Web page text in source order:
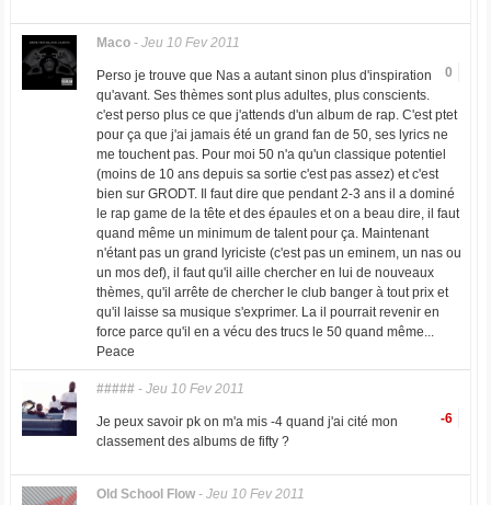
Maco- Jeu 10 Fev 2011
0
Perso je trouve que Nas a autant sinon plus d'inspiration
qu'avant. Ses thèmes sont plus adultes, plus conscients.
c'est perso plus ce que j'attends d'un album de rap. C'est ptet
pour ça que j'ai jamais été un grand fan de 50, ses lyrics ne
me touchent pas. Pour moi 50 n'a qu'un classique potentiel
(moins de 10 ans depuis sa sortie c'est pas assez) et c'est
bien sur GRODT. Il faut dire que pendant 2-3 ans il a dominé
le rap game de la tête et des épaules et on a beau dire, il faut
quand même un minimum de talent pour ça. Maintenant
n'étant pas un grand lyriciste (c'est pas un eminem, un nas ou
un mos def), il faut qu'il aille chercher en lui de nouveaux
thèmes, qu'il arrête de chercher le club banger à tout prix et
qu'il laisse sa musique s'exprimer. La il pourrait revenir en
force parce qu'il en a vécu des trucs le 50 quand même...
Peace
#####- Jeu 10 Fev 2011
-6
Je peux savoir pk on m'a mis -4 quand j'ai cité mon
classement des albums de fifty ?
Old School Flow- Jeu 10 Fev 2011